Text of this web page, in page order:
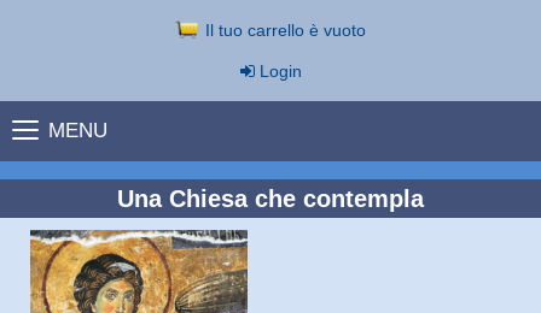
Il tuo carrello è vuoto
Login
MENU
Una Chiesa che contempla